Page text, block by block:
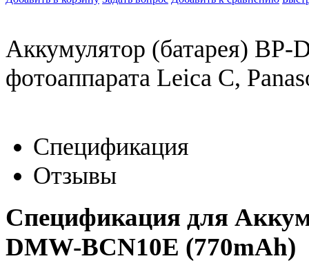
Аккумулятор (батарея)
фотоаппарата Leica C,
Спецификация
Отзывы
Спецификация для
DMW-BCN10E (770mAh)